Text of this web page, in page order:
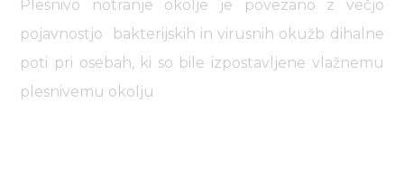
Plesnivo notranje okolje je povezano z večjo
pojavnostjo bakterijskih in virusnih okužb dihalne
poti pri osebah, ki so bile izpostavljene vlažnemu
plesnivemu okolju